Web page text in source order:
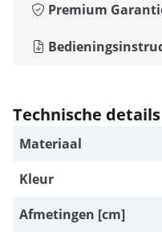
Premium
Technische details
Materiaal
Kleur
Afmetingen [cm]